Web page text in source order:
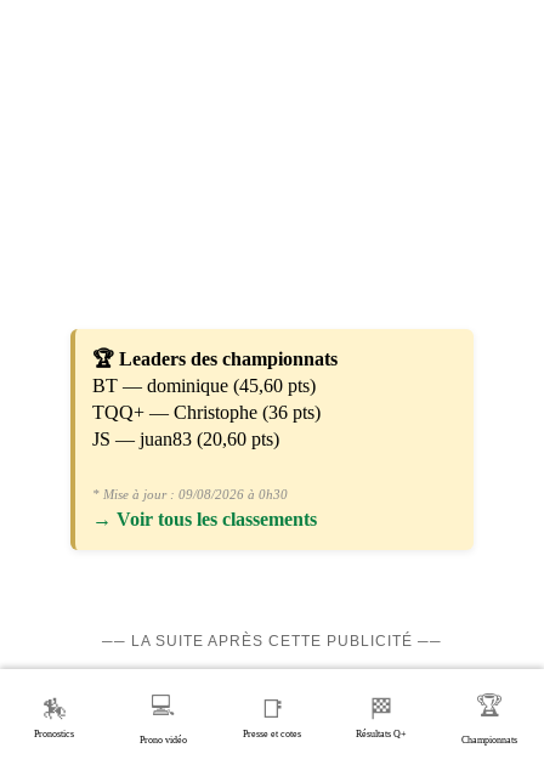
🏆 Leaders des championnats
BT — dominique (45,60 pts)
TQQ+ — Christophe (36 pts)
JS — juan83 (20,60 pts)
* Mise à jour : 09/08/2026 à 0h30
→ Voir tous les classements
── LA SUITE APRÈS CETTE PUBLICITÉ ──
🏇
Pronostics
💻
Prono vidéo
📑
Presse et cotes
🏁
Résultats Q+
🏆
Championnats